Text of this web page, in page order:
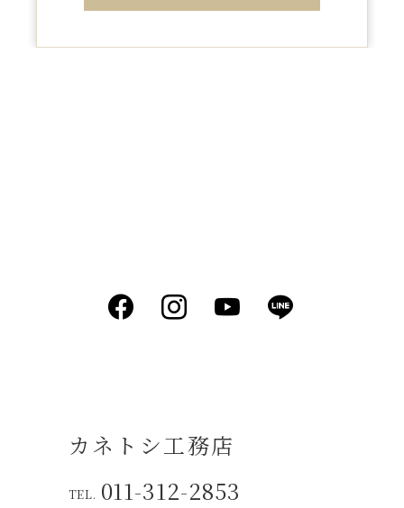
Facebook
Instagram
YouTube
カネトシ工務店
011-312-2853